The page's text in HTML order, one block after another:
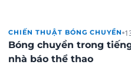
CHIẾN THUẬT BÓNG CHUYỀN
Bóng chuyền trong
nhà báo thể thao